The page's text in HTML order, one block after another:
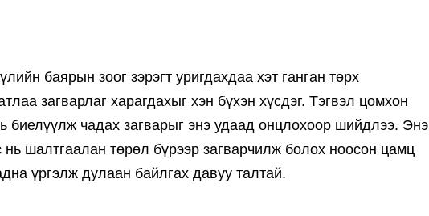
баярын зоог зэрэгт уригдахдаа хэт ганган төрх
загварлаг харагдахыг хэн бүхэн хүсдэг. Тэгвэл цомхон
биелүүлж чадах загварыг энэ удаад онцлохоор шийдлээ. Энэ
шалтгаалан төрөл бүрээр загварчилж болох ноосон цамц
үргэлж дулаан байлгах давуу талтай.